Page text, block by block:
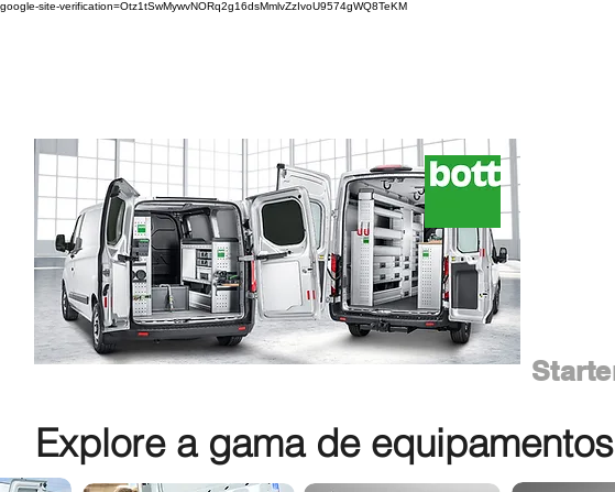
google-site-verification=Otz1tSwMywvNORq2g16dsMmlvZzIvoU9574gWQ8TeKM
Explore a gama de